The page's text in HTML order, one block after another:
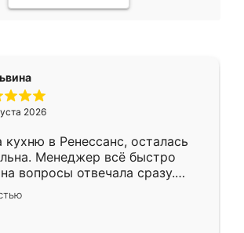
2026
кухню в Ренессанс, осталась
Менеджер всё быстро
вопросы отвечала сразу.
в субботу, подошёл к
ответственностью. Собрали
работали аккуратно, даже